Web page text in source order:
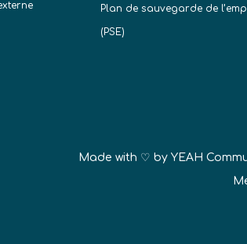
Plan de sauvegarde de
(PSE)
Made with ♡ by YEAH